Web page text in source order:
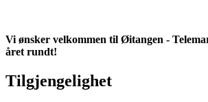
Vi ønsker velkommen til Øitangen -
året rundt!
Tilgjengelighet